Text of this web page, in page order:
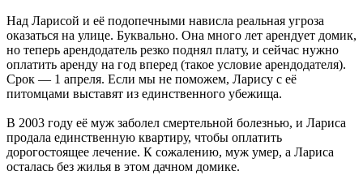
Над Ларисой и её подопечными нависла реальная угроза
оказаться на улице. Буквально. Она много лет арендует домик,
но теперь арендодатель резко поднял плату, и сейчас нужно
оплатить аренду на год вперед (такое условие арендодателя).
Срок — 1 апреля. Если мы не поможем, Ларису с её
питомцами выставят из единственного убежища.
В 2003 году её муж заболел смертельной болезнью, и Лариса
продала единственную квартиру, чтобы оплатить
дорогостоящее лечение. К сожалению, муж умер, а Лариса
осталась без жилья в этом дачном домике.